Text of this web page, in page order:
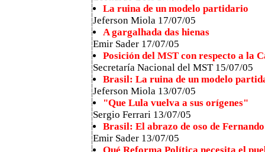
La ruina de un modelo partidario
Jeferson Miola 17/07/05
A gargalhada das hienas
Emir Sader 17/07/05
Posición del MST con respecto a la
Secretaría Nacional del MST 15/07/05
Brasil: La ruina de un modelo
Jeferson Miola 13/07/05
"Que Lula vuelva a sus orígenes"
Sergio Ferrari 13/07/05
Brasil: El abrazo de oso de
Emir Sader 13/07/05